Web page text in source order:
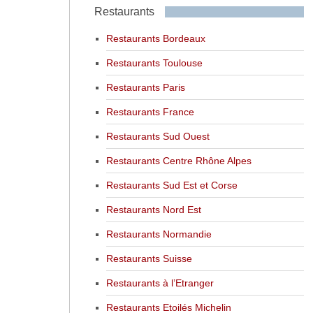
Restaurants
Restaurants Bordeaux
Restaurants Toulouse
Restaurants Paris
Restaurants France
Restaurants Sud Ouest
Restaurants Centre Rhône Alpes
Restaurants Sud Est et Corse
Restaurants Nord Est
Restaurants Normandie
Restaurants Suisse
Restaurants à l’Etranger
Restaurants Etoilés Michelin